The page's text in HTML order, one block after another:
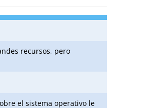
recursos, pero
el sistema operativo le